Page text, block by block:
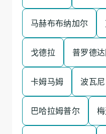
马赫布布纳加尔
戈德拉 普罗德
卡姆马姆 波瓦尼
巴哈拉姆普尔